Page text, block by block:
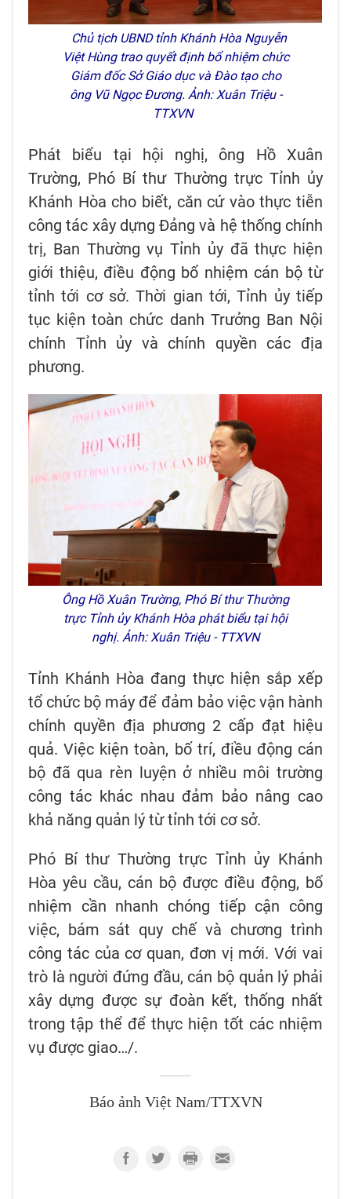
Chủ tịch UBND tỉnh Khánh Hòa Nguyễn
Việt Hùng trao quyết định bổ nhiệm chức
Giám đốc Sở Giáo dục và Đào tạo cho
ông Vũ Ngọc Đương. Ảnh: Xuân Triệu -
TTXVN
Phát biểu tại hội nghị, ông Hồ Xuân
Trường, Phó Bí thư Thường trực Tỉnh ủy
Khánh Hòa cho biết, căn cứ vào thực tiễn
công tác xây dựng Đảng và hệ thống chính
trị, Ban Thường vụ Tỉnh ủy đã thực hiện
giới thiệu, điều động bổ nhiệm cán bộ từ
tỉnh tới cơ sở. Thời gian tới, Tỉnh ủy tiếp
tục kiện toàn chức danh Trưởng Ban Nội
chính Tỉnh ủy và chính quyền các địa
phương.
Ông Hồ Xuân Trường, Phó Bí thư Thường
trực Tỉnh ủy Khánh Hòa phát biểu tại hội
nghị. Ảnh: Xuân Triệu - TTXVN
Tỉnh Khánh Hòa đang thực hiện sắp xếp
tổ chức bộ máy để đảm bảo việc vận hành
chính quyền địa phương 2 cấp đạt hiệu
quả. Việc kiện toàn, bố trí, điều động cán
bộ đã qua rèn luyện ở nhiều môi trường
công tác khác nhau đảm bảo nâng cao
khả năng quản lý từ tỉnh tới cơ sở.
Phó Bí thư Thường trực Tỉnh ủy Khánh
Hòa yêu cầu, cán bộ được điều động, bổ
nhiệm cần nhanh chóng tiếp cận công
việc, bám sát quy chế và chương trình
công tác của cơ quan, đơn vị mới. Với vai
trò là người đứng đầu, cán bộ quản lý phải
xây dựng được sự đoàn kết, thống nhất
trong tập thể để thực hiện tốt các nhiệm
vụ được giao…/.
Báo ảnh Việt Nam/TTXVN